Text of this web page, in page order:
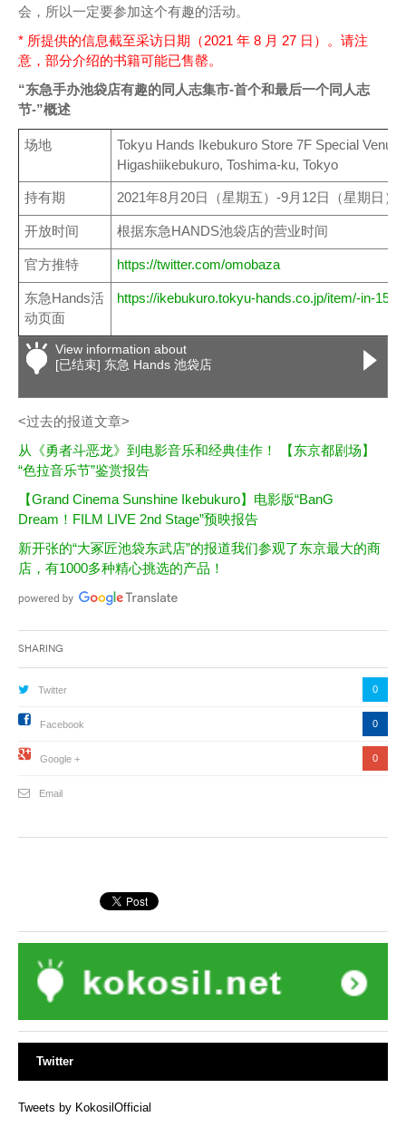
会，所以一定要参加这个有趣的活动。
* 所提供的信息截至采访日期（2021 年 8 月 27 日）。请注
意，部分介绍的书籍可能已售罄。
“东急手办池袋店有趣的同人志集市-首个和最后一个同人志
节-”概述
场地
Tokyu Hands Ikebukuro Store 7F Special Venue
Higashiikebukuro, Toshima-ku, Tokyo
持有期 2021年8月20日（星期五）-9月12日（星期日）
开放时间 根据东急HANDS池袋店的营业时间
官方推特 https://twitter.com/omobaza
东急Hands活
动页面
https://ikebukuro.tokyu-hands.co.jp/item/-in-
View information about
[已结束] 东急 Hands 池袋店
<过去的报道文章>
从《勇者斗恶龙》到电影音乐和经典佳作！ 【东京都剧场】
“色拉音乐节”鉴赏报告
【Grand Cinema Sunshine Ikebukuro】电影版“BanG
Dream！FILM LIVE 2nd Stage”预映报告
新开张的“大冢匠池袋东武店”的报道我们参观了东京最大的商
店，有1000多种精心挑选的产品！
Sharing
Twitter 0
Facebook 0
Google + 0
Email
Twitter
Tweets by KokosilOfficial